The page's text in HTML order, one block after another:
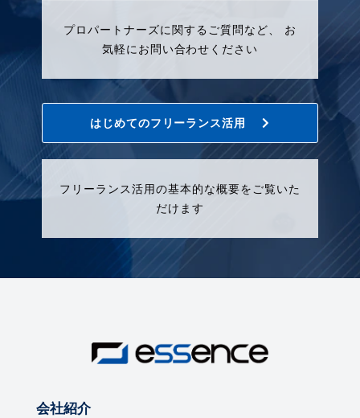
プロパートナーズに関するご質問など、 お
気軽にお問い合わせください
はじめてのフリーランス活用
フリーランス活用の基本的な概要をご覧いた
だけます
会社紹介